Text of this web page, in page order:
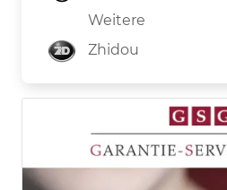
Weitere
Zhidou